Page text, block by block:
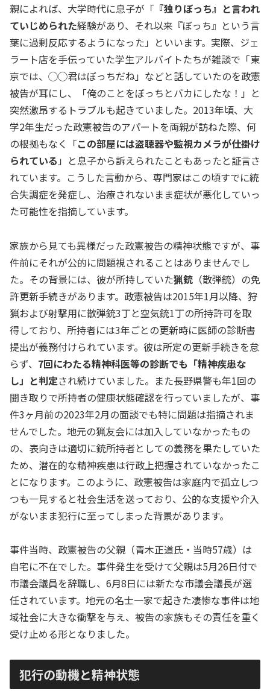
親によれば、大学時代に息子が「 『独りぼっち』と言われ
ていじめられた経験があり、それ以来『ぼっち』という言
葉に過剰反応するようになった」といいます。実際、ジェ
ラート店を手伝っていた学生アルバイトたちが雑談で「東
京では、◯◯君はぼっちだね」などと話していたのを政憲
被告が耳にし、「俺のことをぼっちとバカにしたな！」と
突然激昂するトラブルも起きていました。2013年頃、大
学2年生だった政憲被告のアパートを両親が訪ねた際、何
の根拠もなく「この部屋には盗聴器や監視カメラが仕掛け
られている 」と息子から訴えられたこともあったと証言さ
れています。こうした言動から、専門家はこの頃すでに統
合失調症を発症し、治療されないまま症状が悪化していっ
た可能性を指摘しています。
家族から見ても異様だった政憲被告の精神状態ですが、事
件前にそれが公的に問題視されることはありませんでし
た。その背景には、彼が所持していた猟銃 （散弾銃）の免
許更新手続きがあります。政憲被告は2015年1月以降、狩
猟および射撃用に散弾銃3丁と空気銃1丁の所持許可を取
得しており、所持者には3年ごとの更新時に医師の診断書
提出が義務付けられています。彼は所定の更新手続きを怠
らず、 7回にわたる精神科医等の診断でも「精神疾患な
し」と判定され続けていました。また長野県警も年1回の
聞き取りで所持者の健康状態確認を行っていましたが、事
件3ヶ月前の2023年2月の面談でも特に問題は指摘されま
せんでした。地元の猟友会には加入していなかったもの
の、表向きは適切に銃所持者としての義務を果たしていた
ため、潜在的な精神疾患は行政上把握されていなかったこ
とになります。このように、政憲被告は家庭内で孤立しつ
つも一見すると社会生活を送っており、公的な支援や介入
がないまま犯行に至ってしまった背景があります。
事件当時、政憲被告の父親（青木正道氏・当時57歳）は
自宅に不在でした。事件発生を受けて父親は5月26日付で
市議会議員を辞職し、6月8日には新たな市議会議長が選
任されています。地元の名士一家で起きた凄惨な事件は地
域社会に大きな衝撃を与え、被告の家族もその責任を重く
受け止める形となりました。
犯行の動機と精神状態